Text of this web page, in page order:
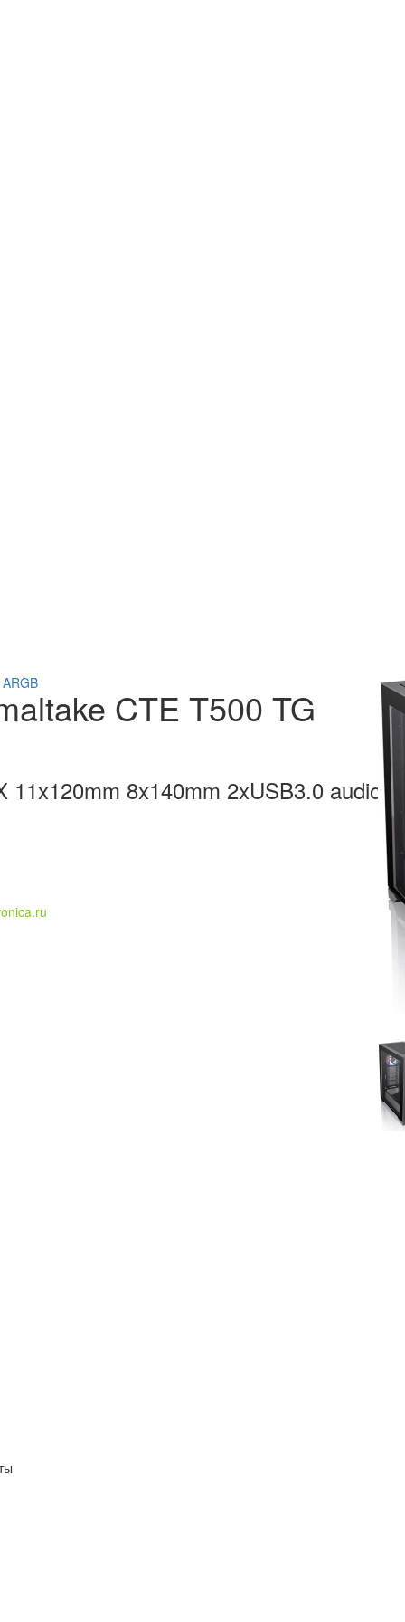
CTE T500 TG
8x140mm 2xUSB3.0 audio